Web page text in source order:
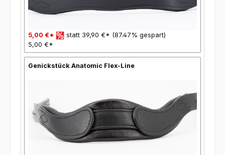
5,00 €*
statt 39,90 €* (87.47% gespart)
5,00 €*
Genickstück Anatomic Flex-Line